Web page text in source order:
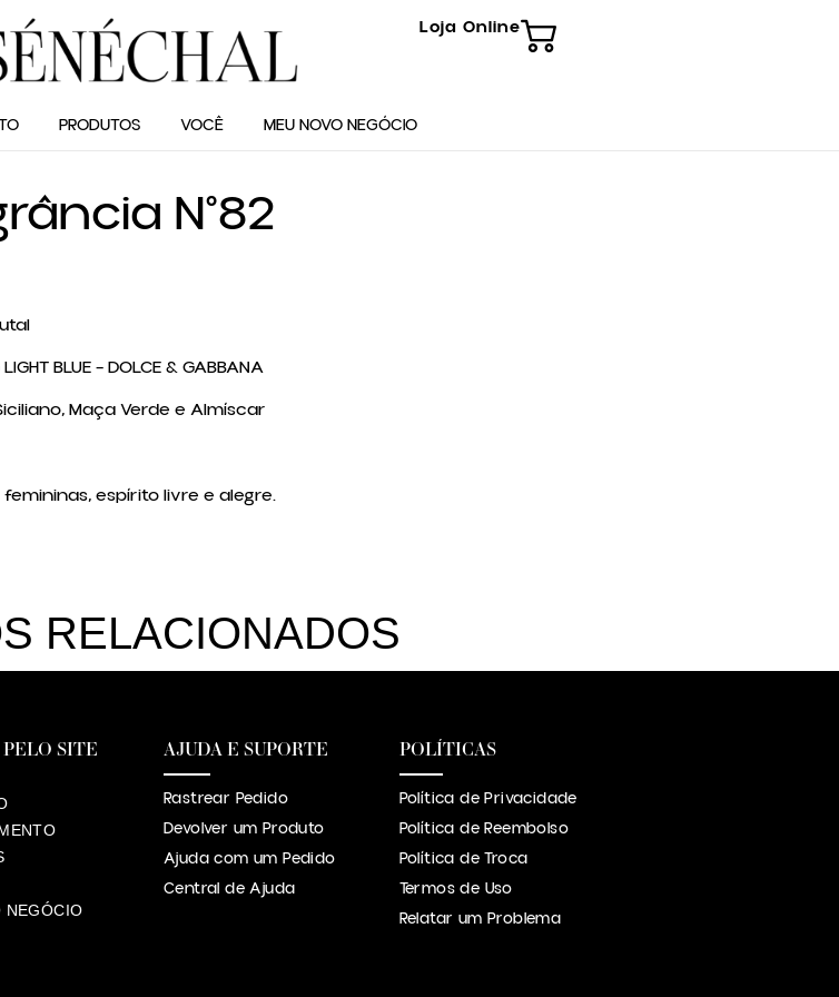
Loja Online
PRODUTOS VOCÊ MEU NOVO NEGÓCIO
N°82
BLUE – DOLCE & GABBANA
Maça Verde e Almíscar
femininas, espírito livre e alegre.
RELACIONADOS
SITE
NEGÓCIO
AJUDA E SUPORTE
Rastrear Pedido
Devolver um Produto
Ajuda com um Pedido
Central de Ajuda
POLÍTICAS
Política de Privacidade
Política de Reembolso
Política de Troca
Termos de Uso
Relatar um Problema